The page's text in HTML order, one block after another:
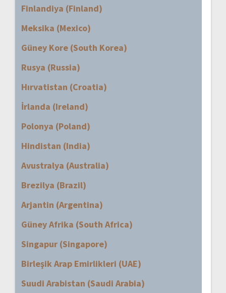
Finlandiya (Finland)
Meksika (Mexico)
Güney Kore (South Korea)
Rusya (Russia)
Hırvatistan (Croatia)
İrlanda (Ireland)
Polonya (Poland)
Hindistan (India)
Avustralya (Australia)
Brezilya (Brazil)
Arjantin (Argentina)
Güney Afrika (South Africa)
Singapur (Singapore)
Birleşik Arap Emirlikleri (UAE)
Suudi Arabistan (Saudi Arabia)